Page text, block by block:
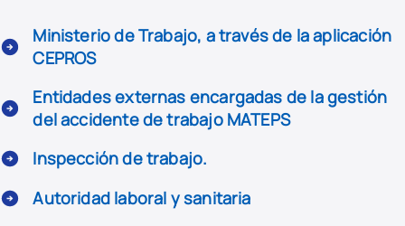
Ministerio de Trabajo, a través de la aplicación
CEPROS
Entidades externas encargadas de la gestión
del accidente de trabajo MATEPS
Inspección de trabajo.
Autoridad laboral y sanitaria